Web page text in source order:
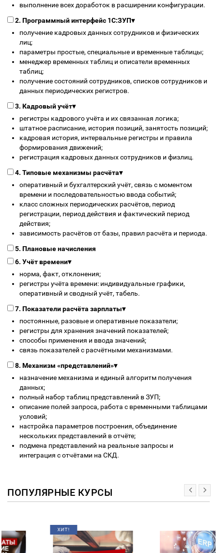
выполнение всех доработок в расширении конфигурации.
2. Программный интерфейс 1С:ЗУП▾
получение кадровых данных сотрудников и физических
лиц;
параметры простые, специальные и временные таблицы;
менеджер временных таблиц и описатели временных
таблиц;
получение состояний сотрудников, списков сотрудников и
данных периодических регистров.
3. Кадровый учёт▾
регистры кадрового учёта и их связанная логика;
штатное расписание, история позиций, занятость позиций;
кадровая история, интервальные регистры и правила
формирования движений;
регистрация кадровых данных сотрудников и физлиц.
4. Типовые механизмы расчёта▾
оперативный и бухгалтерский учёт, связь с моментом
времени и последовательностью ввода событий;
класс сложных периодических расчётов, период
регистрации, период действия и фактический период
действия;
зависимость расчётов от базы, правил расчёта и периода.
5. Плановые начисления
6. Учёт времени▾
норма, факт, отклонения;
регистры учёта времени: индивидуальные графики,
оперативный и сводный учёт, табель.
7. Показатели расчёта зарплаты▾
постоянные, разовые и оперативные показатели;
регистры для хранения значений показателей;
способы применения и ввода значений;
связь показателей с расчётными механизмами.
8. Механизм «представлений»▾
назначение механизма и единый алгоритм получения
данных;
полный набор таблиц представлений в ЗУП;
описание полей запроса, работа с временными таблицами
условий;
настройка параметров построения, объединение
нескольких представлений в отчёте;
подмена представлений на реальные запросы и
интеграция с отчётами на СКД.
ПОПУЛЯРНЫЕ КУРСЫ
ХИТ!